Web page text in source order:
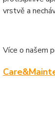
vrstvě a
Více o našem